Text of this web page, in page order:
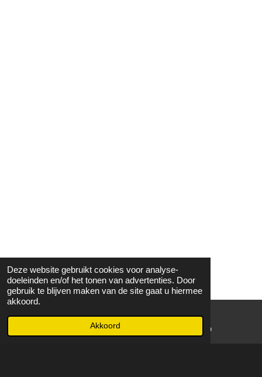
Deze website gebruikt cookies voor analyse-
doeleinden en/of het tonen van advertenties. Door
gebruik te blijven maken van de site gaat u hiermee
akkoord.
Akkoord WhatsApp